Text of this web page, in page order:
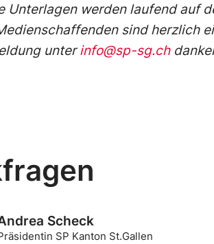
Unterlagen werden laufend auf
sind herzlich
unterinfo@sp-sg.ch
Scheck
SP Kanton St.Gallen